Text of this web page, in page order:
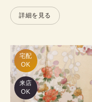
詳細を見る
宅配
OK
来店
OK